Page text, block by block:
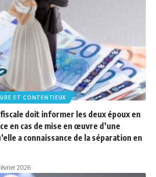
ET CONTENTIEUX
doit informer les deux époux en
en cas de mise en œuvre d’une
a connaissance de la séparation en
2026